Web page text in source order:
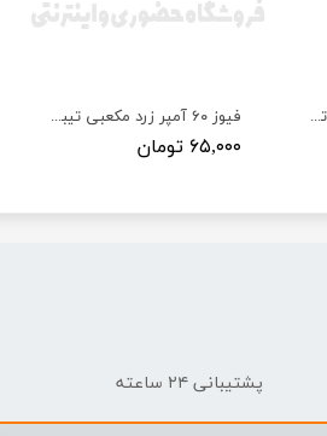
فیوز ۶۰ آمپر زرد مکعبی تیبا ، ساینا ، کوئیک لایت ستار
۶۵,۰۰۰ تومان
فیوز ۴۰ آمپر سبز مکعبی تیبا ، ساینا ، کوئیک لایت ستار
پشتیبانی ۲۴ ساعته